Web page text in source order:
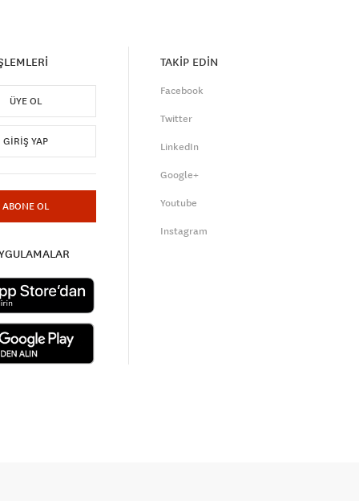
ÜYE OL
GIRIŞ YAP
ABONE OL
TAKİP EDİN
Facebook
Twitter
LinkedIn
Google+
Youtube
Instagram